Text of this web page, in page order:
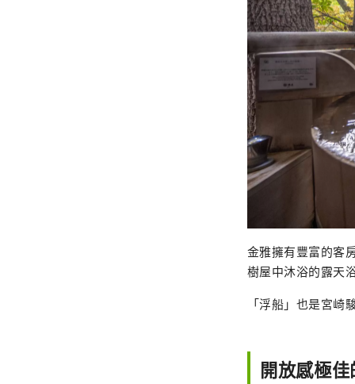
金雅擁有豐富的客
樹屋中沐浴的露天
「浮船」也是宮
開放感極